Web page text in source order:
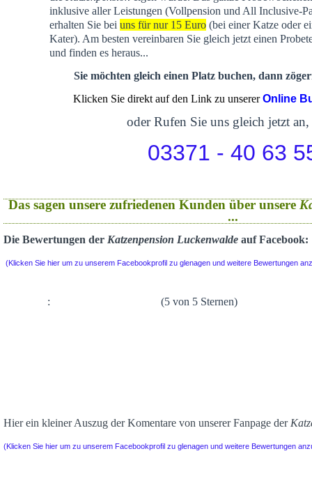
inklusive aller Leistungen (Vollpension und All Inclusive-
erhalten Sie bei uns für nur 15 Euro(bei einer Katze oder
Kater). Am besten vereinbaren Sie gleich jetzt einen
und finden es heraus...
Sie möchten gleich einen Platz buchen, dann
Klicken Sie direkt auf den Link zu unsererOnline
oder Rufen Sie uns gleich jetzt an,
03371 - 40 63
Das sagen unsere zufriedenen Kunden über unsere
...
Die Bewertungen der Katzenpension Luckenwalde auf Facebook:
(Klicken Sie hier um zu unserem Facebookprofil zu glenagen und weitere Bewertungen
: (5 von 5 Sternen)
Hier ein kleiner Auszug der Komentare von unserer Fanpage der
(Klicken Sie hier um zu unserem Facebookprofil zu glenagen und weitere Bewertungen